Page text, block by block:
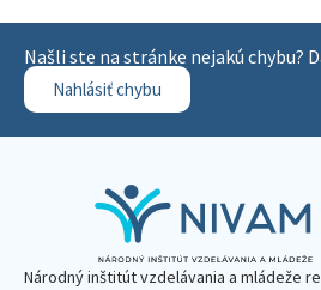
Našli ste na stránke nejakú chybu?
Nahlásiť chybu
Národný inštitút vzdelávania a mládeže